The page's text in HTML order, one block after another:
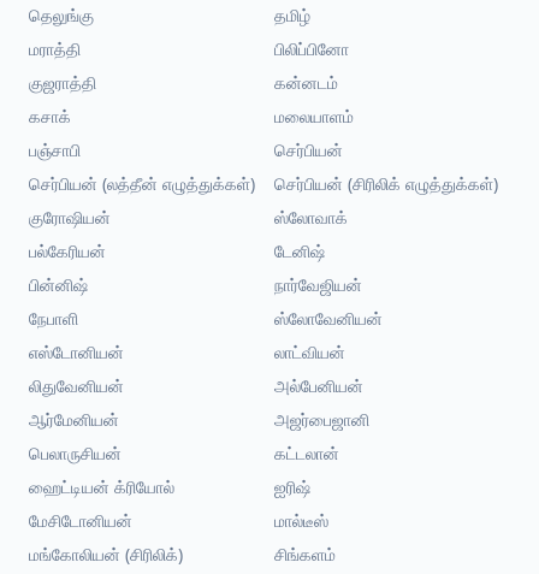
தெலுங்கு
தமிழ்
மராத்தி
பிலிப்பினோ
குஜராத்தி
கன்னடம்
கசாக்
மலையாளம்
பஞ்சாபி
செர்பியன்
செர்பியன் (லத்தீன் எழுத்துக்கள்)
செர்பியன் (சிரிலிக் எழுத்துக்கள்)
குரோஷியன்
ஸ்லோவாக்
பல்கேரியன்
டேனிஷ்
பின்னிஷ்
நார்வேஜியன்
நேபாளி
ஸ்லோவேனியன்
எஸ்டோனியன்
லாட்வியன்
லிதுவேனியன்
அல்பேனியன்
ஆர்மேனியன்
அஜர்பைஜானி
பெலாருசியன்
கட்டலான்
ஹைட்டியன் க்ரியோல்
ஐரிஷ்
மேசிடோனியன்
மால்டீஸ்
மங்கோலியன் (சிரிலிக்)
சிங்களம்